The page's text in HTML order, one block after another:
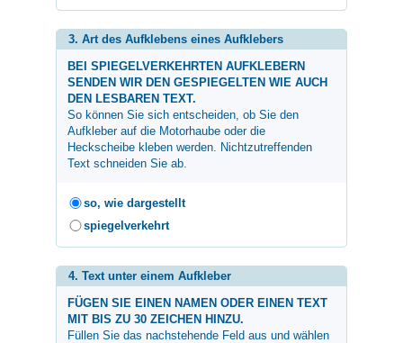
3. Art des Aufklebens eines Aufklebers
BEI SPIEGELVERKEHRTEN AUFKLEBERN
SENDEN WIR DEN GESPIEGELTEN WIE AUCH
DEN LESBAREN TEXT.
So können Sie sich entscheiden, ob Sie den
Aufkleber auf die Motorhaube oder die
Heckscheibe kleben werden. Nichtzutreffenden
Text schneiden Sie ab.
so, wie dargestellt
spiegelverkehrt
4. Text unter einem Aufkleber
FÜGEN SIE EINEN NAMEN ODER EINEN TEXT
MIT BIS ZU 30 ZEICHEN HINZU.
Füllen Sie das nachstehende Feld aus und wählen